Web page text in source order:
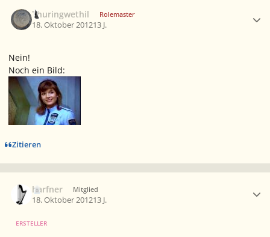
Thuringwethil Rolemaster
18. Oktober 201213 J.
Nein!
Noch ein Bild:
Zitieren
harfner Mitglied
18. Oktober 201213 J.
ERSTELLER